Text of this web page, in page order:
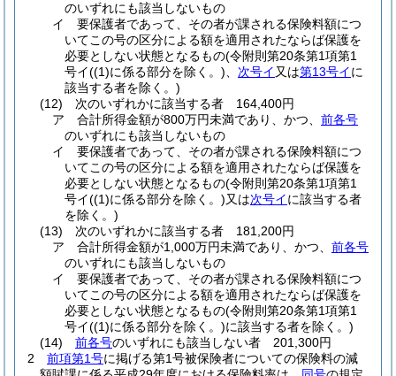
のいずれにも該当しないもの
イ
要保護者であって、その者が課される保険料額につ
いてこの号の区分による額を適用されたならば保護を
必要としない状態となるもの(令附則第20条第1項第1
号イ((1)に係る部分を除く。) 次号イ 又は第13号イに
該当する者を除く。)
(12)
次のいずれかに該当する者 164,400円
ア
合計所得金額が800万円未満であり、かつ、 前各号
のいずれにも該当しないもの
イ
要保護者であって、その者が課される保険料額につ
いてこの号の区分による額を適用されたならば保護を
必要としない状態となるもの(令附則第20条第1項第1
号イ((1)に係る部分を除く。)又は次号イに該当する者
を除く。)
(13)
次のいずれかに該当する者 181,200円
ア
合計所得金額が1,000万円未満であり、かつ、 前各号
のいずれにも該当しないもの
イ
要保護者であって、その者が課される保険料額につ
いてこの号の区分による額を適用されたならば保護を
必要としない状態となるもの(令附則第20条第1項第1
号イ((1)に係る部分を除く。)に該当する者を除く。)
(14)
前各号のいずれにも該当しない者 201,300円
2
前項第1号に掲げる第1号被保険者についての保険料の減